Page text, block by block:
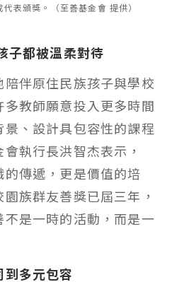
表頒獎。（至善基金會 提供）
子都被溫柔對待
伴原住民族孩子與學校
教師願意投入更多時間
、設計具包容性的課程
執行長洪智杰表示，
的傳遞，更是價值的培
族群友善獎已屆三年，
是一時的活動，而是一
多元包容